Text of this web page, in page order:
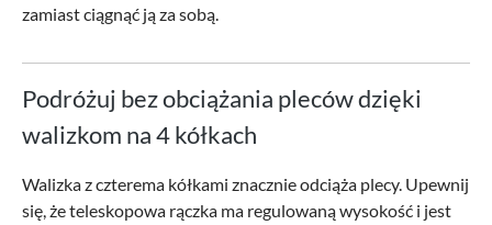
zamiast ciągnąć ją za sobą.
Podróżuj bez obciążania pleców dzięki
walizkom na 4 kółkach
Walizka z czterema kółkami znacznie odciąża plecy. Upewnij
się, że teleskopowa rączka ma regulowaną wysokość i jest